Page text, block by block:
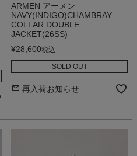
ARMEN アーメン
NAVY(INDIGO)CHAMBRAY
COLLAR DOUBLE
JACKET(26SS)
¥28,600税込
SOLD OUT
再入荷お知らせ